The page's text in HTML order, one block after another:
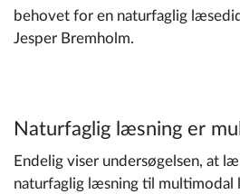
behovet for en naturfaglig
Jesper Bremholm.
Naturfaglig læsning er
Endelig viser undersøgelsen, at
naturfaglig læsning til multimodal